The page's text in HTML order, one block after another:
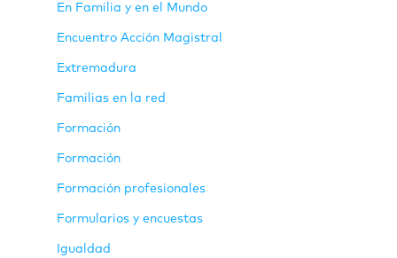
En Familia y en el Mundo
Encuentro Acción Magistral
Extremadura
Familias en la red
Formación
Formación
Formación profesionales
Formularios y encuestas
Igualdad